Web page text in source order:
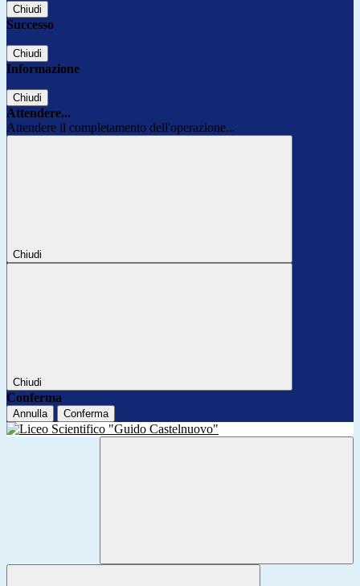
Chiudi
Successo
Chiudi
Informazione
Chiudi
Attendere...
Attendere il completamento dell'operazione...
Chiudi
Chiudi
Conferma
Annulla Conferma